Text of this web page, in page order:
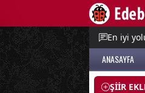
En iyi
ANASAYFA
ŞİİR
menu